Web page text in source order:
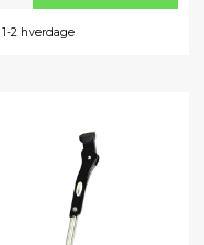
1-2 hverdage